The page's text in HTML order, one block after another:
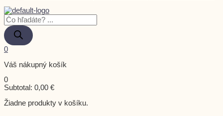
0
Váš nákupný košík
0
Subtotal: 0,00 €
Žiadne produkty v košíku.